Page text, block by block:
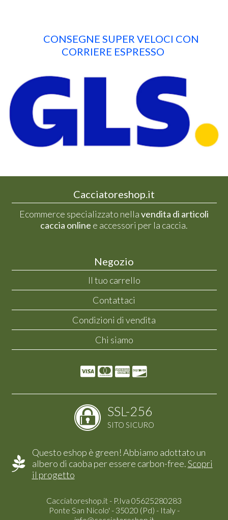
CONSEGNE SUPER VELOCI CON
CORRIERE ESPRESSO
Cacciatoreshop.it
Ecommerce specializzato nellavendita di articoli
caccia online e accessori per la caccia.
Negozio
Il tuo carrello
Contattaci
Condizioni di vendita
Chi siamo
SSL-256
SITO SICURO
Questo eshop è green! Abbiamo adottato un
albero di caoba per essere carbon-free.Scopri
il progetto
Cacciatoreshop.it - P.Iva 05625280283
Ponte San Nicolo' - 35020 (Pd) - Italy -